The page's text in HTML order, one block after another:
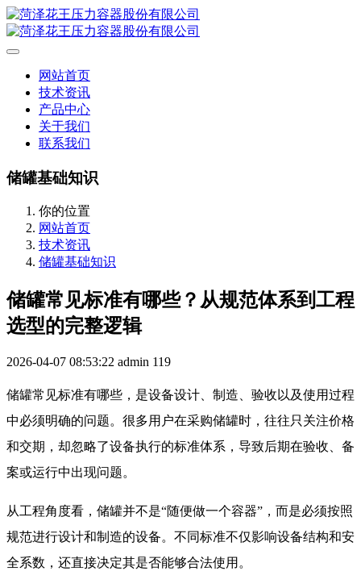
网站首页
技术资讯
产品中心
关于我们
联系我们
储罐基础知识
你的位置
网站首页
技术资讯
储罐基础知识
储罐常见标准有哪些？从规范体系到工程
选型的完整逻辑
2026-04-07 08:53:22 admin 119
储罐常见标准有哪些，是设备设计、制造、验收以及使用过程
中必须明确的问题。很多用户在采购储罐时，往往只关注价格
和交期，却忽略了设备执行的标准体系，导致后期在验收、备
案或运行中出现问题。
从工程角度看，储罐并不是“随便做一个容器”，而是必须按照
规范进行设计和制造的设备。不同标准不仅影响设备结构和安
全系数，还直接决定其是否能够合法使用。